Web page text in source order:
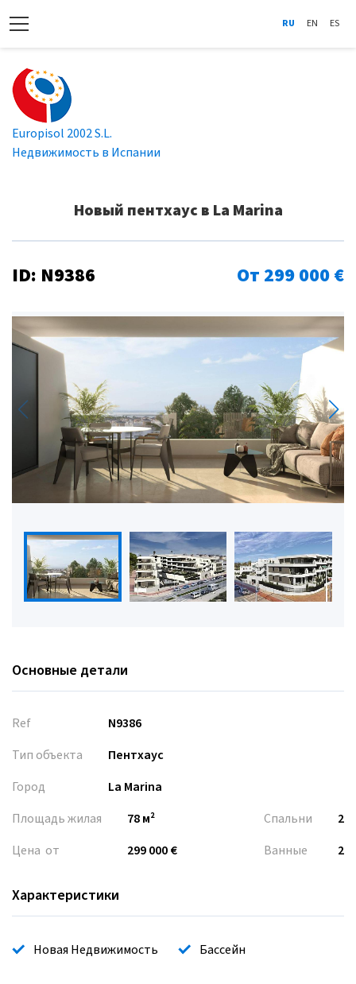
RU EN ES
Europisol 2002 S.L.
Недвижимость в Испании
Новый пентхаус в La Marina
ID: N9386 От 299 000 €
Основные детали
Ref
N9386
Тип объекта
Пентхаус
Город
La Marina
Площадь жилая
78 м²
Цена от
299 000 €
Спальни
2
Ванные
2
Характеристики
Новая Недвижимость Бассейн